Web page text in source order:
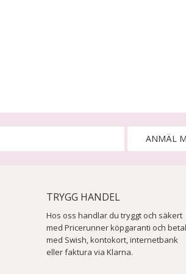
ANMÄL
TRYGG HANDEL
Hos oss handlar du tryggt och säkert
med Pricerunner köpgaranti och
med Swish, kontokort, internetbank
eller faktura via Klarna.